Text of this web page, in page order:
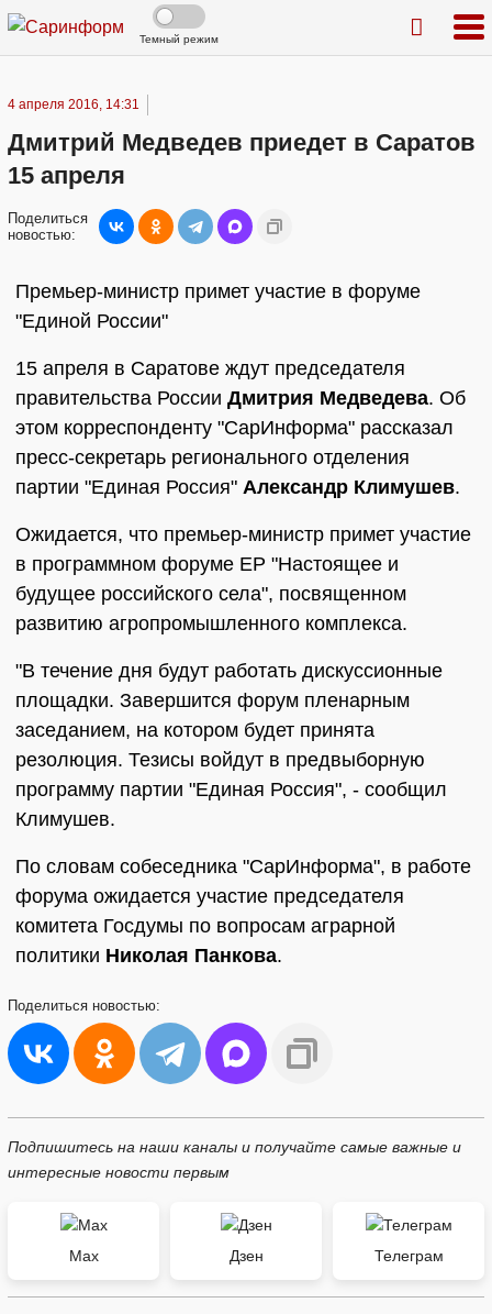
Темный режим
4 апреля 2016, 14:31
Дмитрий Медведев приедет в Саратов
15 апреля
Поделиться
новостью:
Премьер-министр примет участие в форуме
"Единой России"
15 апреля в Саратове ждут председателя
правительства России Дмитрия Медведева. Об
этом корреспонденту "СарИнформа" рассказал
пресс-секретарь регионального отделения
партии "Единая Россия" Александр Климушев.
Ожидается, что премьер-министр примет участие
в программном форуме ЕР "Настоящее и
будущее российского села", посвященном
развитию агропромышленного комплекса.
"В течение дня будут работать дискуссионные
площадки. Завершится форум пленарным
заседанием, на котором будет принята
резолюция. Тезисы войдут в предвыборную
программу партии "Единая Россия", - сообщил
Климушев.
По словам собеседника "СарИнформа", в работе
форума ожидается участие председателя
комитета Госдумы по вопросам аграрной
политики Николая Панкова.
Поделиться новостью:
Подпишитесь на наши каналы и получайте самые важные и
интересные новости первым
Max Дзен Телеграм